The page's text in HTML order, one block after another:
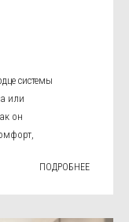
системы
или
он
ПОДРОБНЕЕ